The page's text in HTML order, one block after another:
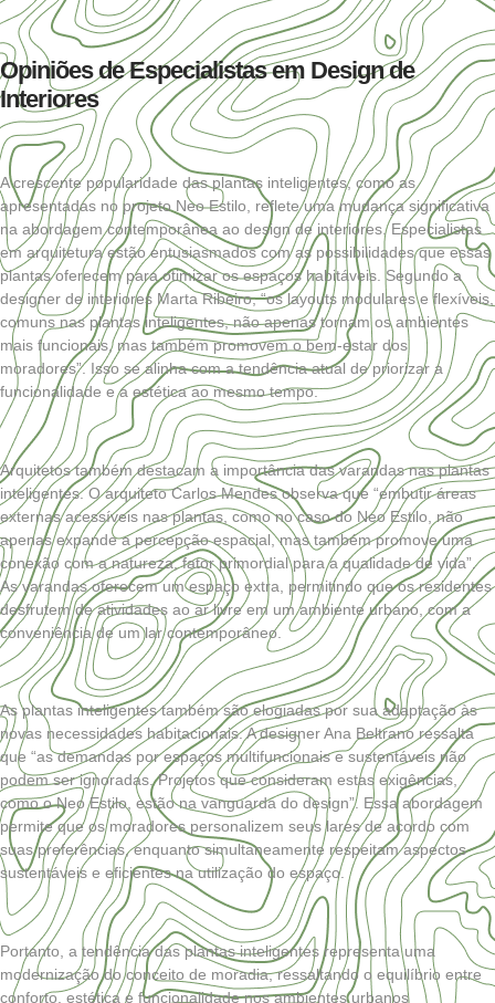
Opiniões de Especialistas em Design de
Interiores
A crescente popularidade das plantas inteligentes, como as
apresentadas no projeto Neo Estilo, reflete uma mudança significativa
na abordagem contemporânea ao design de interiores. Especialistas
em arquitetura estão entusiasmados com as possibilidades que essas
plantas oferecem para otimizar os espaços habitáveis. Segundo a
designer de interiores Marta Ribeiro, “os layouts modulares e flexíveis,
comuns nas plantas inteligentes, não apenas tornam os ambientes
mais funcionais, mas também promovem o bem-estar dos
moradores”. Isso se alinha com a tendência atual de priorizar a
funcionalidade e a estética ao mesmo tempo.
Arquitetos também destacam a importância das varandas nas plantas
inteligentes. O arquiteto Carlos Mendes observa que “embutir áreas
externas acessíveis nas plantas, como no caso do Neo Estilo, não
apenas expande a percepção espacial, mas também promove uma
conexão com a natureza, fator primordial para a qualidade de vida”.
As varandas oferecem um espaço extra, permitindo que os residentes
desfrutem de atividades ao ar livre em um ambiente urbano, com a
conveniência de um lar contemporâneo.
As plantas inteligentes também são elogiadas por sua adaptação às
novas necessidades habitacionais. A designer Ana Beltrano ressalta
que “as demandas por espaços multifuncionais e sustentáveis não
podem ser ignoradas. Projetos que consideram estas exigências,
como o Neo Estilo, estão na vanguarda do design”. Essa abordagem
permite que os moradores personalizem seus lares de acordo com
suas preferências, enquanto simultaneamente respeitam aspectos
sustentáveis e eficientes na utilização do espaço.
Portanto, a tendência das plantas inteligentes representa uma
modernização do conceito de moradia, ressaltando o equilíbrio entre
conforto, estética e funcionalidade nos ambientes urbanos